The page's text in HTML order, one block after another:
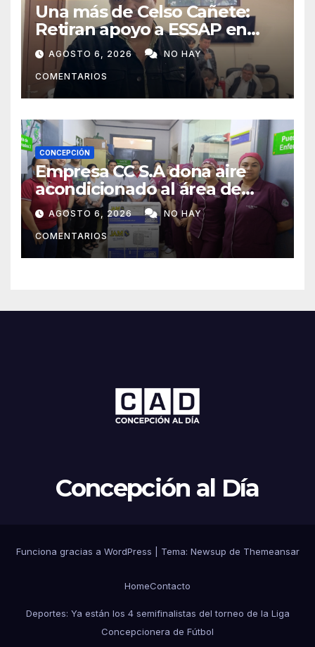
Una más de Celso Cañete:
Retiran apoyo a ESSAP en
Concepción
AGOSTO 6, 2026 NO HAY
COMENTARIOS
CONCEPCIÓN
Empresa CC S.A dona aire
acondicionado al área de
maternidad del IPS de
Concepción
AGOSTO 6, 2026 NO HAY
COMENTARIOS
Concepción al Día
Funciona gracias a WordPress Tema: Newsup de Themeansar
HomeContacto
Deportes: Ya están los 4 semifinalistas del torneo de la Liga
Concepcionera de Fútbol